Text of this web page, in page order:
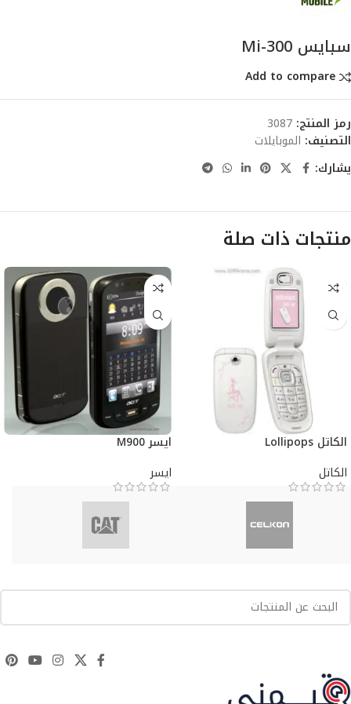
سبايس Mi-300
Add to compare
رمز المنتج: 3087
التصنيف: الموبايلات
يشارك:
منتجات ذات صلة
الكاتل Lollipops
الكاتل
ايسر M900
ايسر